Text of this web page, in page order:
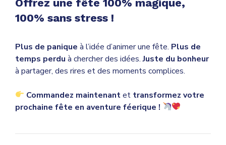
Offrez une fête 100% magique,
100% sans stress !
Plus de panique à l’idée d’animer une fête. Plus de
temps perdu à chercher des idées.Juste du bonheur
à partager, des rires et des moments complices.
Commandez maintenantet transformez votre
prochaine fête en aventure féerique !